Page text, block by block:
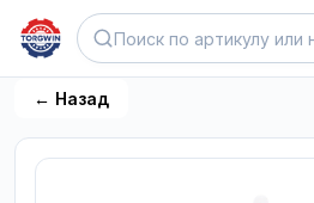
← Назад